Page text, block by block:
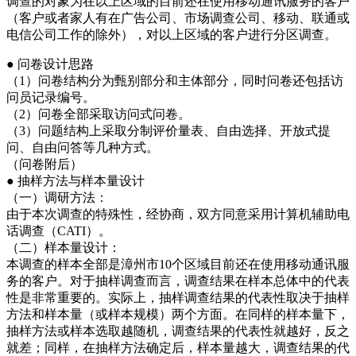
（客户或者家人有在广告公司、市场调查公司、移动、联通或
电信公司工作的除外），对以上区域的客户进行分区调查。
● 问卷设计思路
（1）问卷结构分为甄别部分和主体部分，同时问卷还包括访
问员记录编号。
（2）问卷全部采取访问式问卷。
（3）问题结构上采取分制评价量表、自由选择、开放式提
问、自由问答等几种方式。
（问卷附后）
● 抽样方法与样本量设计
（一）调研方法：
由于本次调查的特殊性，经协商，双方同意采用计算机辅助电
话调查（CATI）。
（二）样本量设计：
本调查的样本全部是漳州市10个区域目前还在使用移动通讯服
务的客户。对于抽样调查而言，调查结果在样本总体中的代表
性是非常重要的。实际上，抽样调查结果的代表性取决于抽样
方法和样本量（或样本规模）两个方面。在同样的样本量下，
抽样方法或样本选取越随机，调查结果的代表性就越好，反之
就差；同样，在抽样方法确定后，样本量越大，调查结果的代